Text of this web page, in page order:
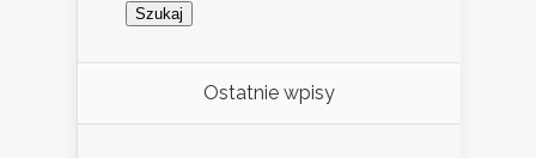
Ostatnie wpisy